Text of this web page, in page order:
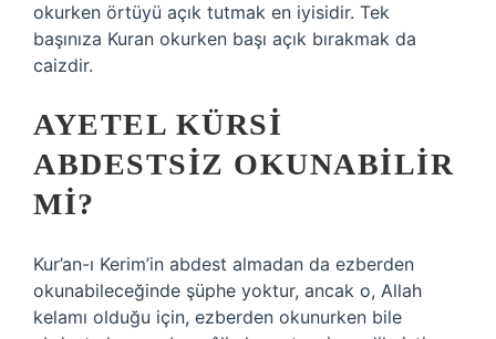
okurken örtüyü açık tutmak en iyisidir. Tek
başınıza Kuran okurken başı açık bırakmak da
caizdir.
AYETEL KÜRSI
ABDESTSIZ OKUNABILIR
MI?
Kur’an-ı Kerim’in abdest almadan da ezberden
okunabileceğinde şüphe yoktur, ancak o, Allah
kelamı olduğu için, ezberden okunurken bile